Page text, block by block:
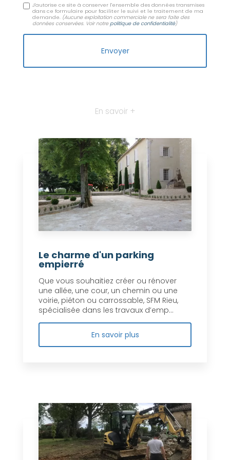
J'autorise ce site à conserver l'ensemble des données transmises
dans ce formulaire pour faciliter le suivi et le traitement de ma
demande. (Aucune exploitation commerciale ne sera faite des
données conservées. Voir notrepolitique de confidentialité)
En savoir +
Le charme d'un parking
empierré
Que vous souhaitiez créer ou rénover
une allée, une cour, un chemin ou une
voirie, piéton ou carrossable, SFM Rieu,
spécialisée dans les travaux d’emp...
En savoir plus